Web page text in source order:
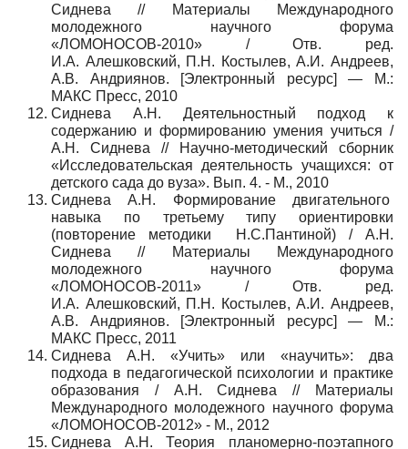
Сиднева // Материалы Международного
молодежного научного форума
«ЛОМОНОСОВ-2010» / Отв. ред.
И.А. Алешковский, П.Н. Костылев, А.И. Андреев,
А.В. Андриянов. [Электронный ресурс] — М.:
МАКС Пресс, 2010
Сиднева А.Н. Деятельностный подход к
содержанию и формированию умения учиться /
А.Н. Сиднева // Научно-методический сборник
«Исследовательская деятельность учащихся: от
детского сада до вуза». Вып. 4. - М., 2010
Сиднева А.Н. Формирование двигательного
навыка по третьему типу ориентировки
(повторение методики Н.С.Пантиной) / А.Н.
Сиднева // Материалы Международного
молодежного научного форума
«ЛОМОНОСОВ-2011» / Отв. ред.
И.А. Алешковский, П.Н. Костылев, А.И. Андреев,
А.В. Андриянов. [Электронный ресурс] — М.:
МАКС Пресс, 2011
Сиднева А.Н. «Учить» или «научить»: два
подхода в педагогической психологии и практике
образования / А.Н. Сиднева // Материалы
Международного молодежного научного форума
«ЛОМОНОСОВ-2012» - М., 2012
Сиднева А.Н. Теория планомерно-поэтапного